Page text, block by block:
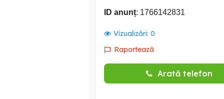
ID anunț: 1766142831
Vizualizări: 0
Raportează
Arată telefon